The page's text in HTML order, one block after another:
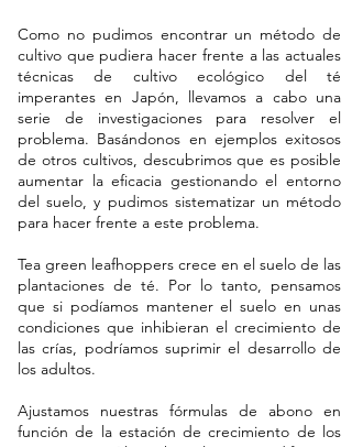
Como no pudimos encontrar un método de
cultivo que pudiera hacer frente a las actuales
técnicas de cultivo ecológico del té
imperantes en Japón, llevamos a cabo una
serie de investigaciones para resolver el
problema. Basándonos en ejemplos exitosos
de otros cultivos, descubrimos que es posible
aumentar la eficacia gestionando el entorno
del suelo, y pudimos sistematizar un método
para hacer frente a este problema.
Tea green leafhoppers crece en el suelo de las
plantaciones de té. Por lo tanto, pensamos
que si podíamos mantener el suelo en unas
condiciones que inhibieran el crecimiento de
las crías, podríamos suprimir el desarrollo de
los adultos.
Ajustamos nuestras fórmulas de abono en
función de la estación de crecimiento de los